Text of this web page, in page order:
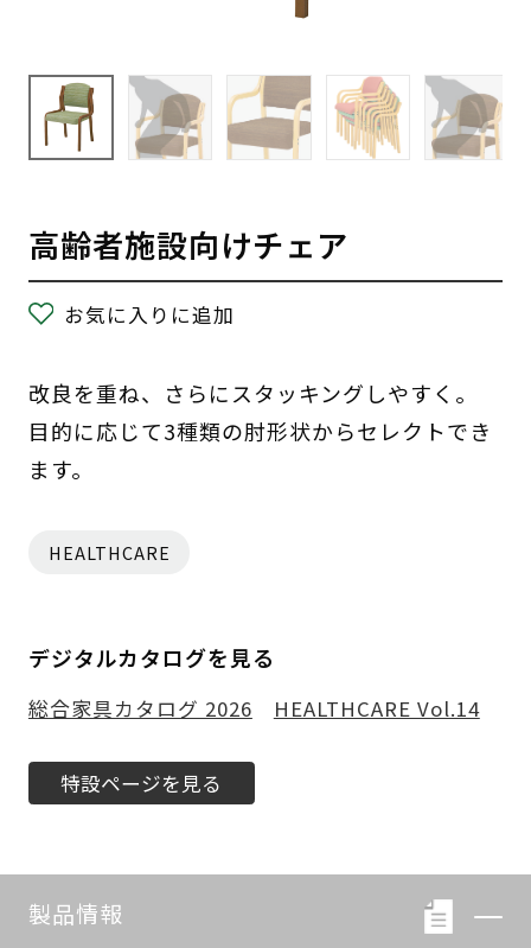
高齢者施設向けチェア
お気に入りに追加
改良を重ね、さらにスタッキングしやすく。
目的に応じて3種類の肘形状からセレクトでき
ます。
HEALTHCARE
デジタルカタログを見る
総合家具カタログ 2026 HEALTHCARE Vol.14
特設ページを見る
製品情報